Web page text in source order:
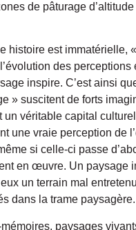
de pâturage
histoire est immatérielle,
des perceptions
inspire. C’est ainsi
» suscitent de forts
un véritable capital
une vraie perception de
si celle-ci passe
en œuvre. Un paysage
un terrain mal
dans la trame paysagère.
paysages